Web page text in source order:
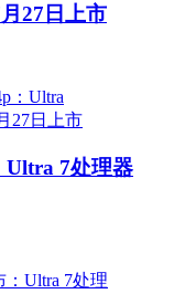
27日上市
Ultra 7处理器